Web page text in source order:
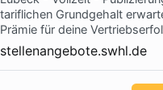
tariflichen Grundgehalt
Prämie für deine
stellenangebote.swhl.de